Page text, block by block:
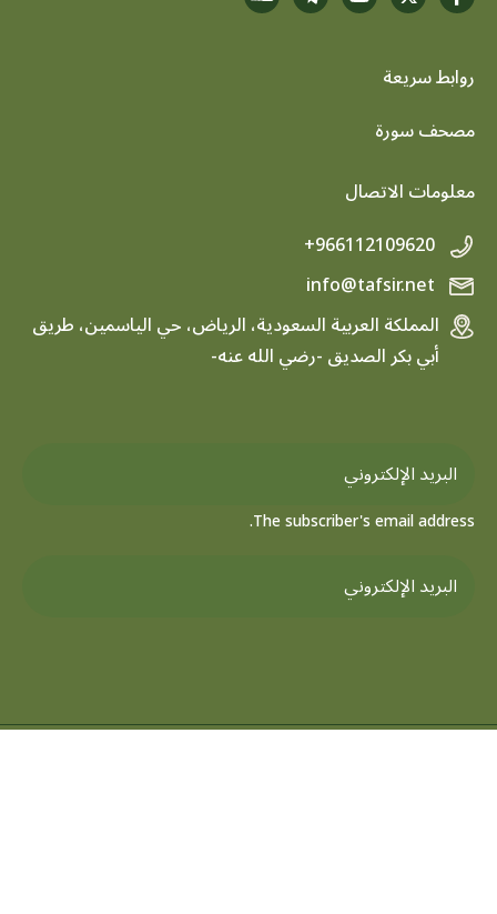
روابط سريعة
footer menu
مصحف سورة
معلومات الاتصال
+966112109620
المملكة العربية السعودية، الرياض، حي الياسمين، طريق
أبي بكر الصديق -رضي الله عنه-
The subscriber's email address.